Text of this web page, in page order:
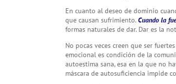
En cuanto al deseo de dominio
que causan sufrimiento.Cuando la
formas naturales de dar. Dar es la
No pocas veces creen que ser
emocional es condición de la
autoestima sana, esa en la que no
máscara de autosuficiencia impide